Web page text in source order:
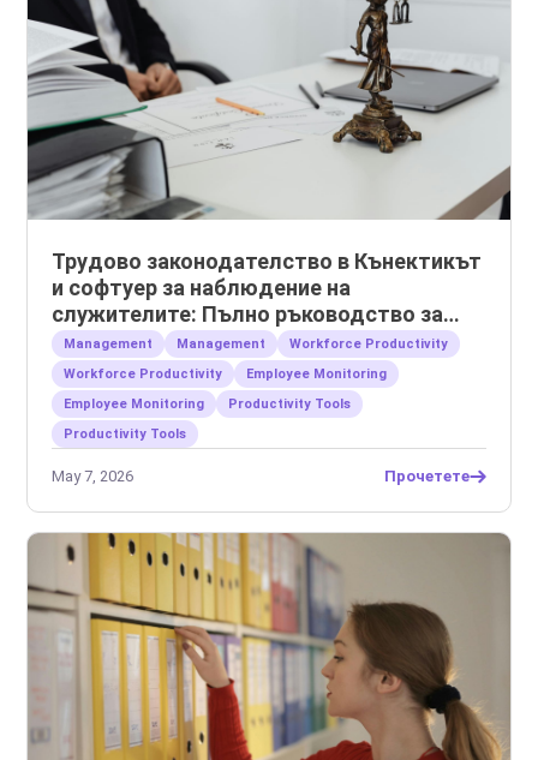
Трудово законодателство в Кънектикът
и софтуер за наблюдение на
служителите: Пълно ръководство за
работодатели
Management Management
Workforce Productivity
Workforce Productivity
Employee Monitoring
Employee Monitoring
Productivity Tools
Productivity Tools
May 7, 2026 Прочетете